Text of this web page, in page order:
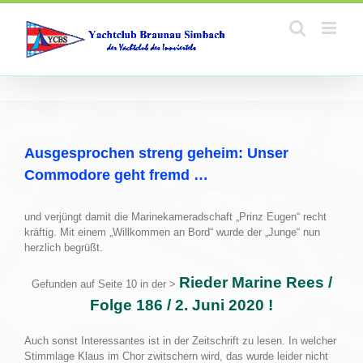
Zum
springen
Ausgesprochen streng geheim: Unser
Commodore geht fremd …
und verjüngt damit die Marinekameradschaft „Prinz Eugen“ recht
kräftig. Mit einem „Willkommen an Bord“ wurde der „Junge“ nun
herzlich begrüßt.
Gefunden auf Seite 10 in der > Rieder Marine Rees /
Folge 186 / 2. Juni 2020 !
Auch sonst Interessantes ist in der Zeitschrift zu lesen. In welcher
Stimmlage Klaus im Chor zwitschern wird, das wurde leider nicht